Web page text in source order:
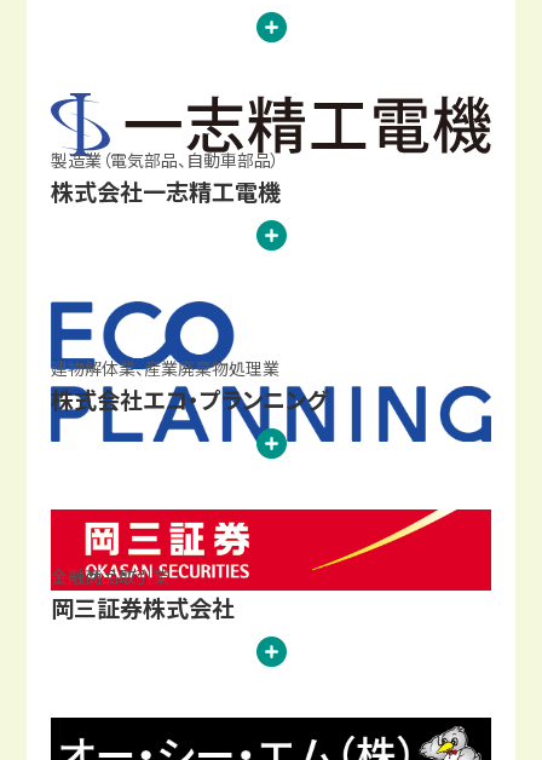
製造業（電気部品、自動車部品）
株式会社一志精工電機
建物解体業、産業廃棄物処理業
株式会社エコ・プランニング
金融商品取引業
岡三証券株式会社